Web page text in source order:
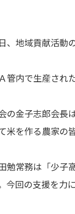
地域貢献活動
内で生産され
の金子志郎会長
米を作る農家の
常務は「少子
今回の支援を力